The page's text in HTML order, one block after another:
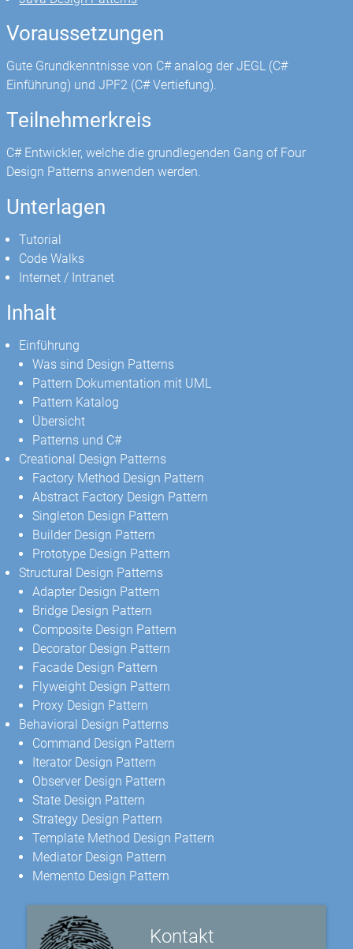
Voraussetzungen
Gute Grundkenntnisse von C# analog der JEGL (C#
Einführung) und JPF2 (C# Vertiefung).
Teilnehmerkreis
C# Entwickler, welche die grundlegenden Gang of Four
Design Patterns anwenden werden.
Unterlagen
Tutorial
Code Walks
Internet / Intranet
Inhalt
Einführung
Was sind Design Patterns
Pattern Dokumentation mit UML
Pattern Katalog
Übersicht
Patterns und C#
Creational Design Patterns
Factory Method Design Pattern
Abstract Factory Design Pattern
Singleton Design Pattern
Builder Design Pattern
Prototype Design Pattern
Structural Design Patterns
Adapter Design Pattern
Bridge Design Pattern
Composite Design Pattern
Decorator Design Pattern
Facade Design Pattern
Flyweight Design Pattern
Proxy Design Pattern
Behavioral Design Patterns
Command Design Pattern
Iterator Design Pattern
Observer Design Pattern
State Design Pattern
Strategy Design Pattern
Template Method Design Pattern
Mediator Design Pattern
Memento Design Pattern
Kontakt